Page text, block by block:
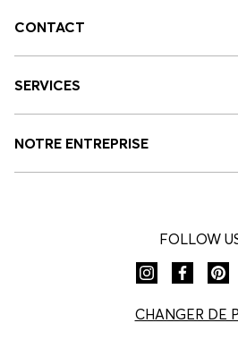
CONTACT
SERVICES
NOTRE ENTREPRISE
FOLLOW
CHANGER DE